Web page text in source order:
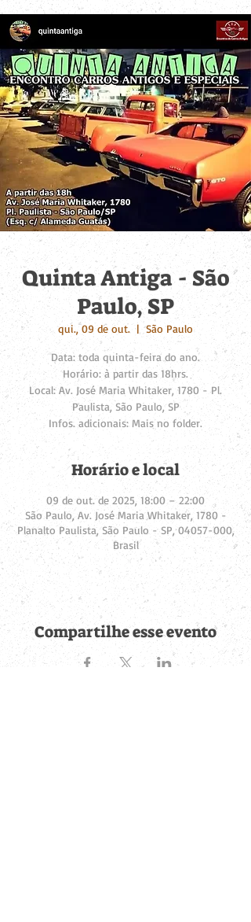
Quinta Antiga - São
Paulo, SP
qui., 09 de out.
  |
São Paulo
Data: toda quinta-feira do ano.
Horário: à partir das 18hrs.
Local: Av. José Maria Whitaker, 1780 - Pl.
Paulista, São Paulo, SP
Infos. adicionais: Mais no folder.
Horário e local
09 de out. de 2025, 18:00 – 22:00
São Paulo, Av. José Maria Whitaker, 1780 -
Planalto Paulista, São Paulo - SP, 04057-000,
Brasil
Compartilhe esse evento